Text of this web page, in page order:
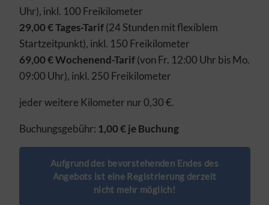
Uhr), inkl. 100 Freikilometer
29,00 € Tages-Tarif(24 Stunden mit flexiblem
Startzeitpunkt), inkl. 150 Freikilometer
69,00 € Wochenend-Tarif(von Fr. 12:00 Uhr bis Mo.
09:00 Uhr), inkl. 250 Freikilometer
jeder weitere Kilometer nur 0,30 €.
Buchungsgebühr: 1,00 € je Buchung
Aufgrund des bevorstehenden Endes des
Angebots ist eine Registrierung derzeit
nicht mehr möglich!
Interessen. Erforderliche Cookies und Dienste können daher
nicht deaktiviert werden.
FUNKTIONAL/STATISTIK
Mithilfe dieser Cookies und Dienste messen wir den
Datenverkehr und die Funktionalität unserer Websites, um
Optimierungsmaßnahmen auszuarbeiten und damit Ihr
Benutzererlebnis ständig zu verbessern. Funktionale Cookies
und Dienste ermöglichen angeforderte Funktionen wie das
Abspielen von Videos.
Auswahl übernehmen Alle Cookies akzeptieren